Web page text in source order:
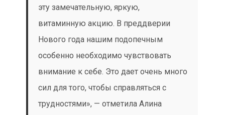
эту замечательную, яркую,
витаминную акцию. В преддверии
Нового года нашим подопечным
особенно необходимо чувствовать
внимание к себе. Это дает очень много
сил для того, чтобы справляться с
трудностями», — отметила Алина